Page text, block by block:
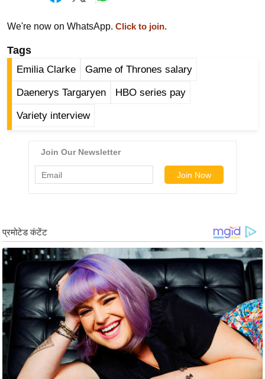
r
a
k
g
फ
स्टा
ल
टे
क्नॉ
टी
We're now on WhatsApp. Click to join.
Tags
Emilia Clarke Game of Thrones salary
Daenerys Targaryen HBO series pay
Variety interview